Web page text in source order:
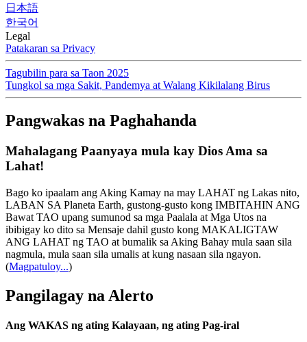
日本語
한국어
Legal
Patakaran sa Privacy
Tagubilin para sa Taon 2025
Tungkol sa mga Sakit, Pandemya at Walang Kikilalang Birus
Pangwakas na Paghahanda
Mahalagang Paanyaya mula kay Dios Ama sa
Lahat!
Bago ko ipaalam ang Aking Kamay na may LAHAT ng Lakas nito,
LABAN SA Planeta Earth, gustong-gusto kong IMBITAHIN ANG
Bawat TAO upang sumunod sa mga Paalala at Mga Utos na
ibibigay ko dito sa Mensaje dahil gusto kong MAKALIGTAW
ANG LAHAT ng TAO at bumalik sa Aking Bahay mula saan sila
nagmula, mula saan sila umalis at kung nasaan sila ngayon.
(Magpatuloy...)
Pangilagay na Alerto
Ang WAKAS ng ating Kalayaan, ng ating Pag-iral